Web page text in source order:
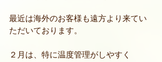
最近は海外のお客様も遠方より来てい
ただいております。
２月は、特に温度管理がしやすく